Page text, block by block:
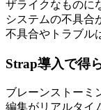
ザライクなものに
システムの不具合
不具合やトラブル
Strap導入で得
ブレーンストーミ
編集がリアルタイ